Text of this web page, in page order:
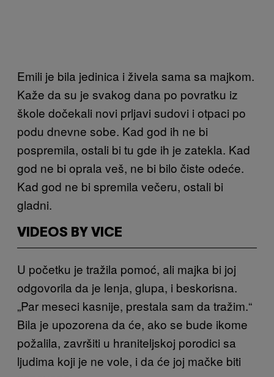
Emili je bila jedinica i živela sama sa majkom.
Kaže da su je svakog dana po povratku iz
škole dočekali novi prljavi sudovi i otpaci po
podu dnevne sobe. Kad god ih ne bi
pospremila, ostali bi tu gde ih je zatekla. Kad
god ne bi oprala veš, ne bi bilo čiste odeće.
Kad god ne bi spremila večeru, ostali bi
gladni.
VIDEOS BY VICE
U početku je tražila pomoć, ali majka bi joj
odgovorila da je lenja, glupa, i beskorisna.
„Par meseci kasnije, prestala sam da tražim.“
Bila je upozorena da će, ako se bude ikome
požalila, završiti u hraniteljskoj porodici sa
ljudima koji je ne vole, i da će joj mačke biti